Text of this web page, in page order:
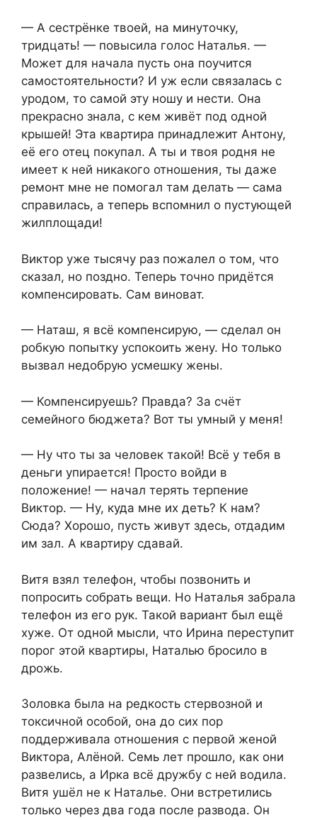
— А сестрёнке твоей, на минуточку,
тридцать! — повысила голос Наталья. —
Может для начала пусть она поучится
самостоятельности? И уж если связалась с
уродом, то самой эту ношу и нести. Она
прекрасно знала, с кем живёт под одной
крышей! Эта квартира принадлежит Антону,
её его отец покупал. А ты и твоя родня не
имеет к ней никакого отношения, ты даже
ремонт мне не помогал там делать — сама
справилась, а теперь вспомнил о пустующей
жилплощади!
Виктор уже тысячу раз пожалел о том, что
сказал, но поздно. Теперь точно придётся
компенсировать. Сам виноват.
— Наташ, я всё компенсирую, — сделал он
робкую попытку успокоить жену. Но только
вызвал недобрую усмешку жены.
— Компенсируешь? Правда? За счёт
семейного бюджета? Вот ты умный у меня!
— Ну что ты за человек такой! Всё у тебя в
деньги упирается! Просто войди в
положение! — начал терять терпение
Виктор. — Ну, куда мне их деть? К нам?
Сюда? Хорошо, пусть живут здесь, отдадим
им зал. А квартиру сдавай.
Витя взял телефон, чтобы позвонить и
попросить собрать вещи. Но Наталья забрала
телефон из его рук. Такой вариант был ещё
хуже. От одной мысли, что Ирина переступит
порог этой квартиры, Наталью бросило в
дрожь.
Золовка была на редкость стервозной и
токсичной особой, она до сих пор
поддерживала отношения с первой женой
Виктора, Алёной. Семь лет прошло, как они
развелись, а Ирка всё дружбу с ней водила.
Витя ушёл не к Наталье. Они встретились
только через два года после развода. Он